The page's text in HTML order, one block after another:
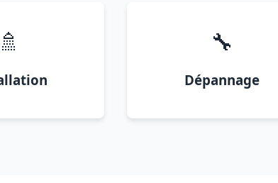
🚿 🔧
Dépannage